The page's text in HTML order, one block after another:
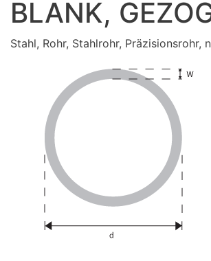
BLANK,
Stahl, Rohr, Stahlrohr, Präzisionsrohr,